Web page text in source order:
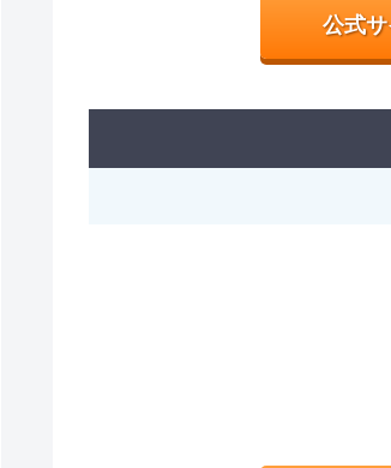
公式